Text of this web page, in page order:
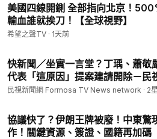
美國四線開鍘 全部指向北京！
輸血誰就挨刀！【全球視野】
希望之聲TV · 1天前
快新聞／坐實一言堂？丁瑀、蕭
代表「這原因」提案建請開除－民
民視新聞網 Formosa TV News network · 2
協議快了？伊朗王牌被廢！中東驚
作！關鍵資源、簽證、國籍再加碼